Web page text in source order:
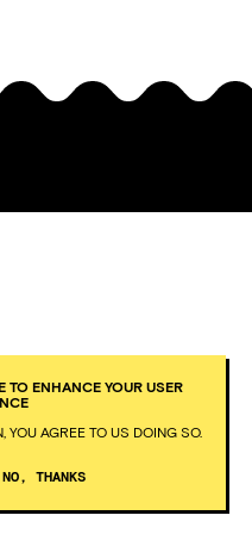
TO ENHANCE YOUR USER
AGREE TO US DOING SO.
NO, THANKS